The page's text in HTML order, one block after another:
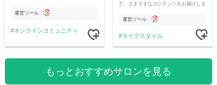
公開。
運営ツール
オンラインコミュニティ
ど、さまざまなコンテンツをお届けしま
運営ツール
ライフスタイル
もっとおすすめサロンを見る